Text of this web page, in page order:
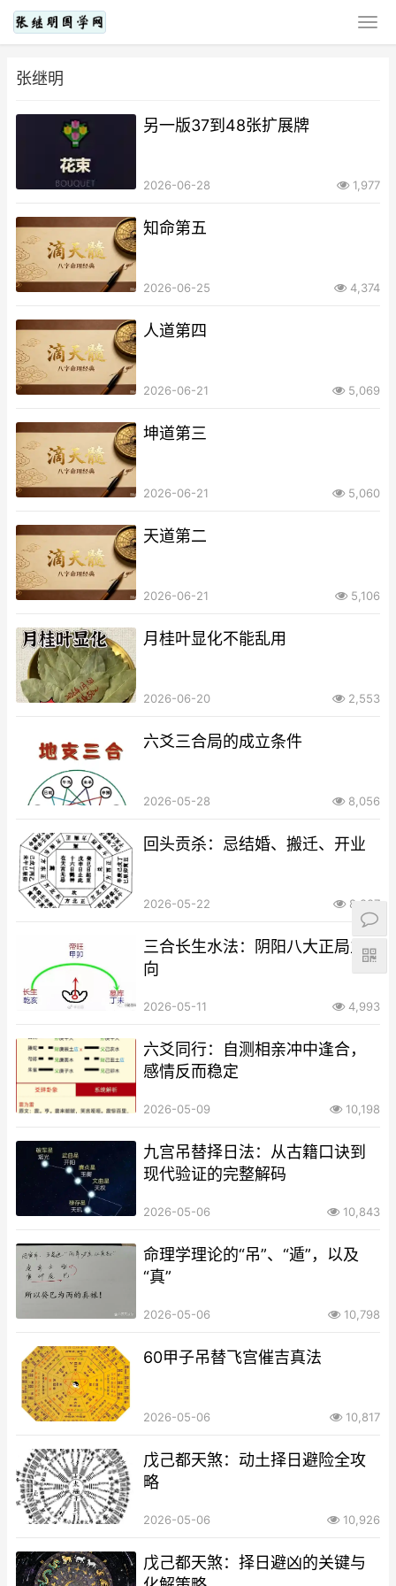
张继明
另一版37到48张扩展牌
2026-06-28 1,977
知命第五
2026-06-25 4,374
人道第四
2026-06-21 5,069
坤道第三
2026-06-21 5,060
天道第二
2026-06-21 5,106
月桂叶显化不能乱用
2026-06-20 2,553
六爻三合局的成立条件
2026-05-28 8,056
回头贡杀：忌结婚、搬迁、开业
2026-05-22 8,887
三合长生水法：阴阳八大正局立
向
2026-05-11 4,993
六爻同行：自测相亲冲中逢合，
感情反而稳定
2026-05-09 10,198
九宫吊替择日法：从古籍口诀到
现代验证的完整解码
2026-05-06 10,843
命理学理论的“吊”、“遁”，以及
“真”
2026-05-06 10,798
60甲子吊替飞宫催吉真法
2026-05-06 10,817
戊己都天煞：动土择日避险全攻
略
2026-05-06 10,926
戊己都天煞：择日避凶的关键与